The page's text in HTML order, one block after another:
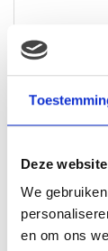
Deze
We
en om ons
Naam*
E-mail*